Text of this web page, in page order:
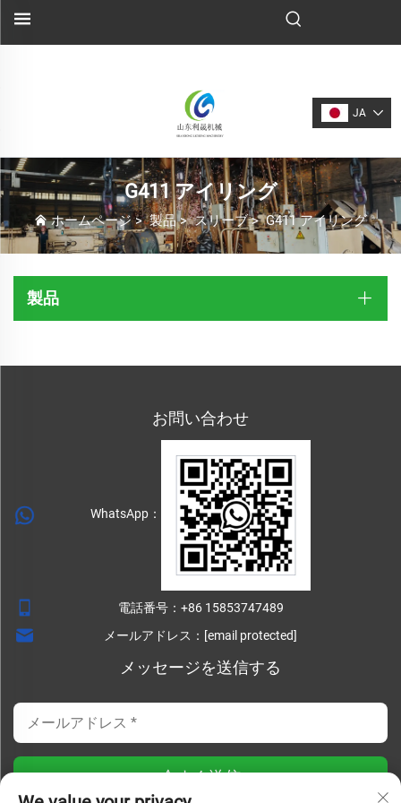
JA
G411 アイリング
ホームページ>製品>スリーブ>G411 アイリング
製品
お問い合わせ
WhatsApp：
電話番号： +86 15853747489
メールアドレス： [email protected]
メッセージを送信する
今すぐ送信